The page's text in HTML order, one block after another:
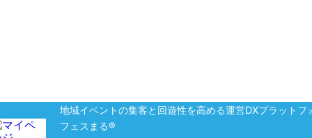
地域イベントの集客と回遊性を高める運営DXプラットフ
フェスまる®︎